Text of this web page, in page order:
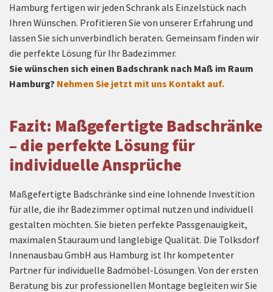
Hamburg fertigen wir jeden Schrank als Einzelstück nach
Ihren Wünschen. Profitieren Sie von unserer Erfahrung und
lassen Sie sich unverbindlich beraten. Gemeinsam finden wir
die perfekte Lösung für Ihr Badezimmer.
Sie wünschen sich einen Badschrank nach Maß im Raum
Hamburg? Nehmen Sie jetzt mit uns Kontakt auf.
Fazit: Maßgefertigte Badschränke
– die perfekte Lösung für
individuelle Ansprüche
Maßgefertigte Badschränke sind eine lohnende Investition
für alle, die ihr Badezimmer optimal nutzen und individuell
gestalten möchten. Sie bieten perfekte Passgenauigkeit,
maximalen Stauraum und langlebige Qualität. Die Tolksdorf
Innenausbau GmbH aus Hamburg ist Ihr kompetenter
Partner für individuelle Badmöbel-Lösungen. Von der ersten
Beratung bis zur professionellen Montage begleiten wir Sie